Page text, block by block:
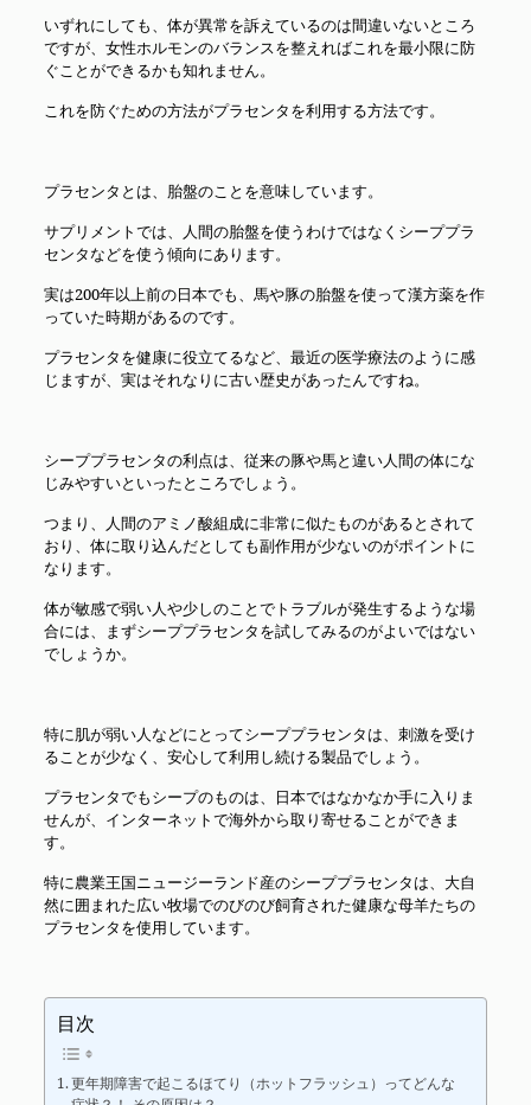
いずれにしても、体が異常を訴えているのは間違いないところ
ですが、女性ホルモンのバランスを整えればこれを最小限に防
ぐことができるかも知れません。
これを防ぐための方法がプラセンタを利用する方法です。
プラセンタとは、胎盤のことを意味しています。
サプリメントでは、人間の胎盤を使うわけではなくシーププラ
センタなどを使う傾向にあります。
実は200年以上前の日本でも、馬や豚の胎盤を使って漢方薬を作
っていた時期があるのです。
プラセンタを健康に役立てるなど、最近の医学療法のように感
じますが、実はそれなりに古い歴史があったんですね。
シーププラセンタの利点は、従来の豚や馬と違い人間の体にな
じみやすいといったところでしょう。
つまり、人間のアミノ酸組成に非常に似たものがあるとされて
おり、体に取り込んだとしても副作用が少ないのがポイントに
なります。
体が敏感で弱い人や少しのことでトラブルが発生するような場
合には、まずシーププラセンタを試してみるのがよいではない
でしょうか。
特に肌が弱い人などにとってシーププラセンタは、刺激を受け
ることが少なく、安心して利用し続ける製品でしょう。
プラセンタでもシープのものは、日本ではなかなか手に入りま
せんが、インターネットで海外から取り寄せることができま
す。
特に農業王国ニュージーランド産のシーププラセンタは、大自
然に囲まれた広い牧場でのびのび飼育された健康な母羊たちの
プラセンタを使用しています。
目次
更年期障害で起こるほてり（ホットフラッシュ）ってどんな